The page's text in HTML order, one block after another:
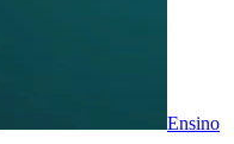
Ensino